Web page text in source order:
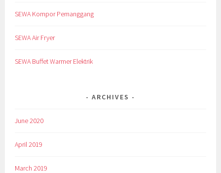
SEWA Kompor Pemanggang
SEWA Air Fryer
SEWA Buffet Warmer Elektrik
ARCHIVES
June 2020
April 2019
March 2019